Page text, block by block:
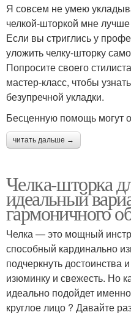
Я совсем не умею
челкой-шторкой мне
Если вы стриглись у
уложить челку-шторку
Попросите своего
мастер-класс, чтобы
безупречной укладки.
Бесценную помощь могут
читать дальше →
Челка-шторка
идеальный
гармоничного
Челка — это мощный
способный кардинально
подчеркнуть достоинства
изюминку и свежесть. Но
идеально подойдет
круглое лицо ? Давайте